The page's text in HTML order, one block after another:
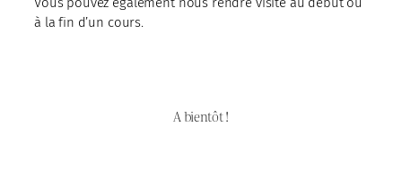
à la fin d’un cours.
A bientôt !